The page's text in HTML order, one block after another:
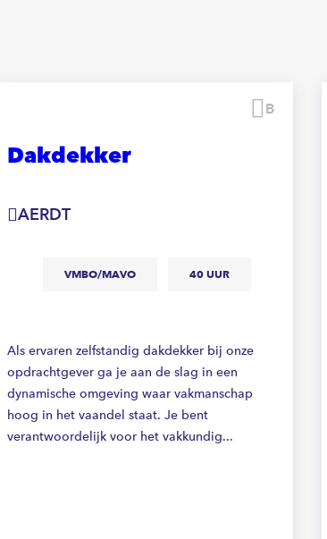
Dakdekker
AERDT
VMBO/MAVO 40 UUR
Als ervaren zelfstandig dakdekker bij onze
opdrachtgever ga je aan de slag in een
dynamische omgeving waar vakmanschap
hoog in het vaandel staat. Je bent
verantwoordelijk voor het vakkundig...
Bewaren